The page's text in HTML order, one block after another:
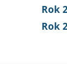
Rok
Rok